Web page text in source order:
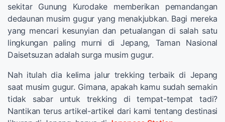
sekitar Gunung Kurodake memberikan pemandangan
dedaunan musim gugur yang menakjubkan. Bagi mereka
yang mencari kesunyian dan petualangan di salah satu
lingkungan paling murni di Jepang, Taman Nasional
Daisetsuzan adalah surga musim gugur.
Nah itulah dia kelima jalur trekking terbaik di Jepang
saat musim gugur. Gimana, apakah kamu sudah semakin
tidak sabar untuk trekking di tempat-tempat tadi?
Nantikan terus artikel-artikel dari kami tentang destinasi